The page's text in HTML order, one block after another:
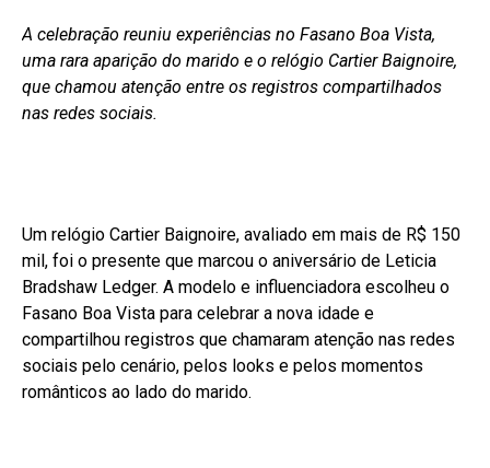
A celebração reuniu experiências no Fasano Boa Vista,
uma rara aparição do marido e o relógio Cartier Baignoire,
que chamou atenção entre os registros compartilhados
nas redes sociais.
Um relógio Cartier Baignoire, avaliado em mais de R$ 150
mil, foi o presente que marcou o aniversário de Leticia
Bradshaw Ledger. A modelo e influenciadora escolheu o
Fasano Boa Vista para celebrar a nova idade e
compartilhou registros que chamaram atenção nas redes
sociais pelo cenário, pelos looks e pelos momentos
românticos ao lado do marido.